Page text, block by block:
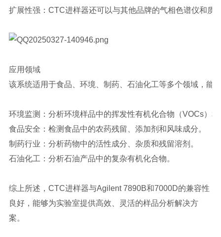
扩展性强：CTC进样器还可以与其他品牌的气相色谱仪和质
应用领域
该系统适用于食品、环境、制药、石油化工等多个领域，能
环境监测：分析环境样品中的挥发性有机化合物（VOCs）
食品安全：检测食品中的农药残留、添加剂和风味成分。
制药行业：分析药物中的活性成分、杂质和残留溶剂。
石油化工：分析石油产品中的复杂有机化合物。
综上所述，CTC进样器与Agilent 7890B和7000D的兼容性
良好，能够为实验室提供高效、灵活的样品分析解决方
案。